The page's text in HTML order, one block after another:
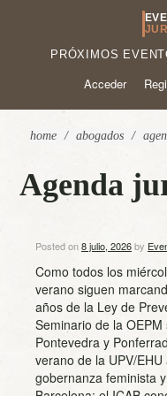
PRÓXIMOS
Acceder
home / abogados /
Agenda
Posted on8 julio, 2026by
Como todos los
verano siguen
años de la Ley de
Seminario de la
Pontevedra y
verano de la UPV/
gobernanza feminista